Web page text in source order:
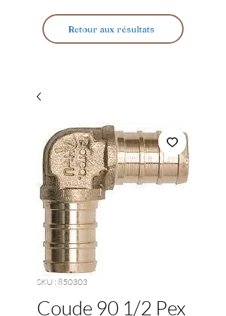
Retour aux résultats
SKU : 850303
Coude 90 1/2 Pex